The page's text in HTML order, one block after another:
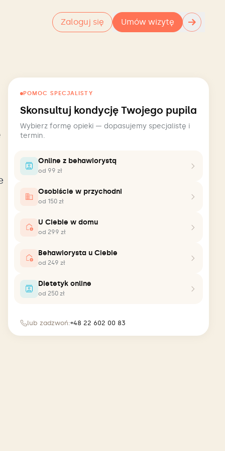
Zaloguj się Umów wizytę →
POMOC SPECJALISTY
Skonsultuj kondycję Twojego pupila
Wybierz formę opieki — dopasujemy specjalistę i
termin.
Online z behawiorystą
od 99 zł
Osobiście w przychodni
od 150 zł
U Ciebie w domu
od 299 zł
Behawiorysta u Ciebie
od 249 zł
Dietetyk online
od 250 zł
lub zadzwoń:+48 22 602 00 83